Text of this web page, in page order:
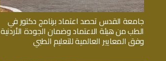
جامعة القدس تحصد اعتماد برنامج دكتور في
الطب من هيئة الاعتماد وضمان الجودة الأردنية
وفق المعايير العالمية للتعليم الطبي